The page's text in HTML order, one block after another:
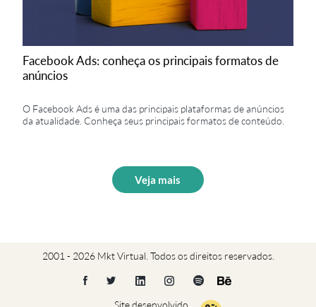
Facebook Ads: conheça os principais formatos de
anúncios
O Facebook Ads é uma das principais plataformas de anúncios
da atualidade. Conheça seus principais formatos de conteúdo.
Veja mais
2001 - 2026 Mkt Virtual. Todos os direitos reservados.
Site desenvolvido